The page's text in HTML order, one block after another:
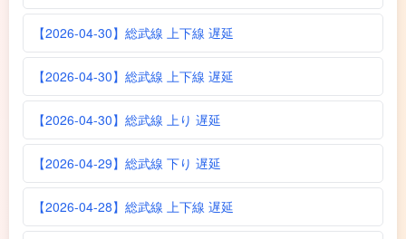
【2026-04-30】総武線 上下線 遅延
【2026-04-30】総武線 上下線 遅延
【2026-04-30】総武線 上り 遅延
【2026-04-29】総武線 下り 遅延
【2026-04-28】総武線 上下線 遅延